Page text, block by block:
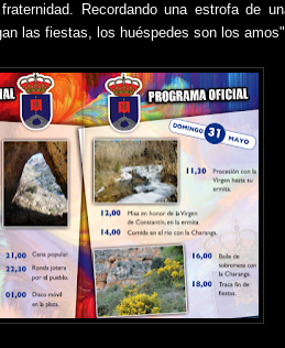
Recordando una estrofa de
las fiestas, los huéspedes son los